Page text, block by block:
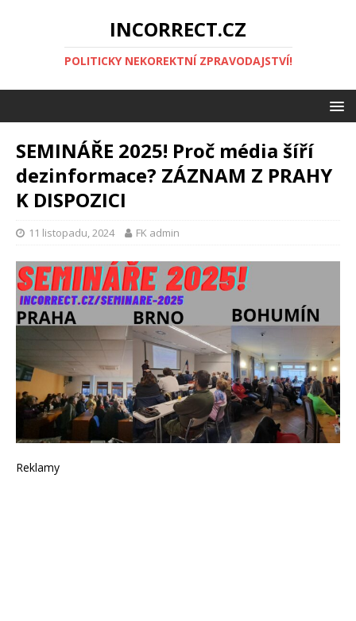
INCORRECT.CZ
POLITICKY NEKOREKTNÍ ZPRAVODAJSTVÍ!
SEMINÁŘE 2025! Proč média šíří
dezinformace? ZÁZNAM Z PRAHY
K DISPOZICI
11 listopadu, 2024 FK admin
Reklamy